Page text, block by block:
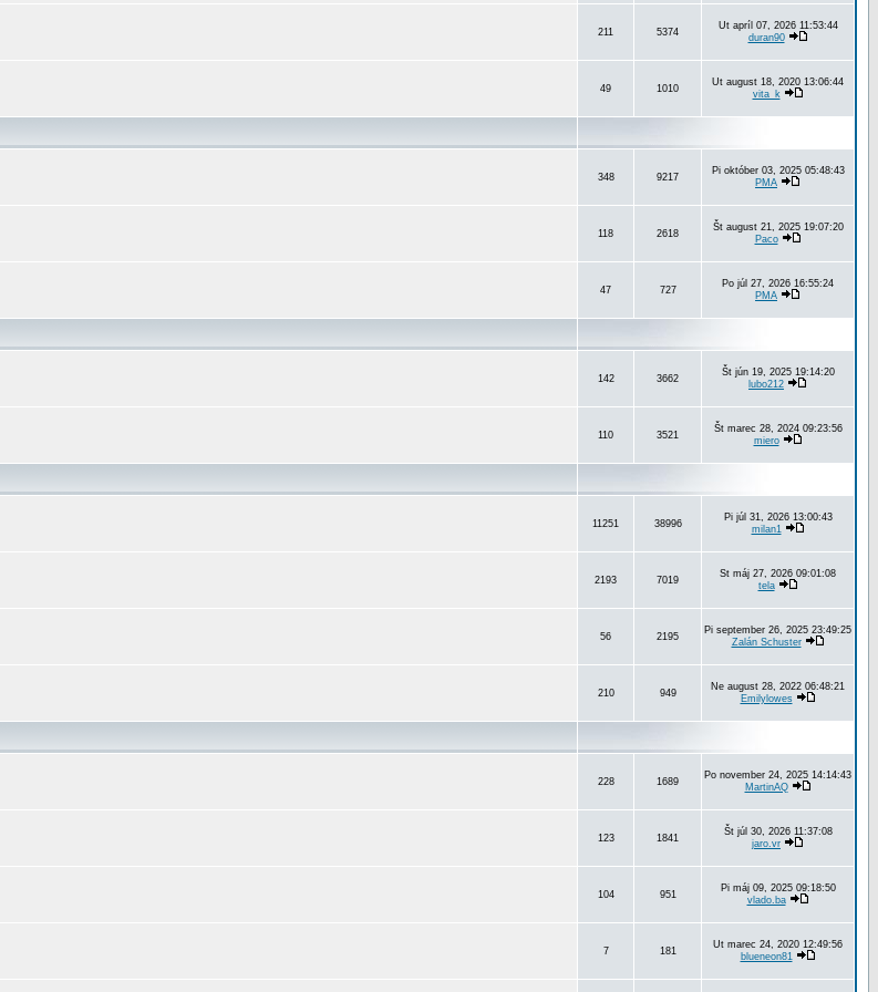
211 5374
Ut apríl 07, 2026 11:53:44
duran90
49 1010
Ut august 18, 2020 13:06:44
vita_k
348 9217
Pi október 03, 2025 05:48:43
PMA
118 2618
Št august 21, 2025 19:07:20
Paco
47 727
Po júl 27, 2026 16:55:24
PMA
142 3662
Št jún 19, 2025 19:14:20
lubo212
110 3521
Št marec 28, 2024 09:23:56
miero
11251 38996
Pi júl 31, 2026 13:00:43
milan1
2193 7019
St máj 27, 2026 09:01:08
tela
56 2195
Pi september 26, 2025 23:49:25
Zalán Schuster
210 949
Ne august 28, 2022 06:48:21
Emilylowes
228 1689
Po november 24, 2025 14:14:43
MartinAQ
123 1841
Št júl 30, 2026 11:37:08
jaro.vr
104 951
Pi máj 09, 2025 09:18:50
vlado.ba
7 181
Ut marec 24, 2020 12:49:56
blueneon81